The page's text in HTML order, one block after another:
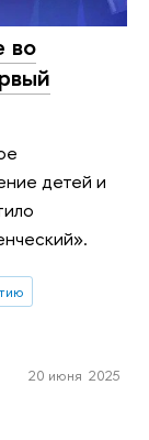
во
детей и
20 июня 2025